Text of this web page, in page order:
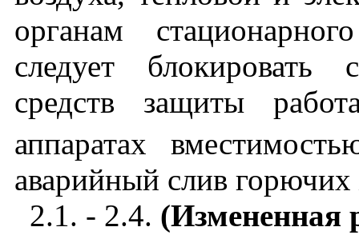
органам
следует
средств защиты
аппаратах
аварийный слив
2.1. - 2.4. (Измененная